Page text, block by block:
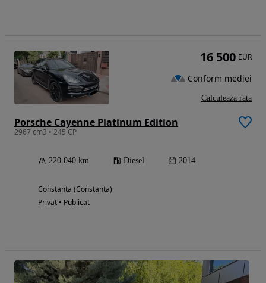
Porsche Cayenne Platinum Edition
2967 cm3 • 245 CP
220 040 km Diesel 2014
Constanta (Constanta)
Privat • Publicat
16 500 EUR
Conform mediei
Calculeaza rata